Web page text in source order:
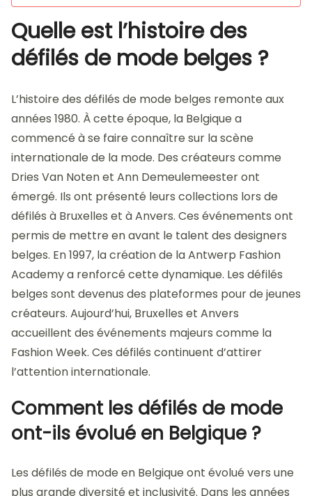
Quelle est l’histoire des
défilés de mode belges ?
L’histoire des défilés de mode belges remonte aux
années 1980. À cette époque, la Belgique a
commencé à se faire connaître sur la scène
internationale de la mode. Des créateurs comme
Dries Van Noten et Ann Demeulemeester ont
émergé. Ils ont présenté leurs collections lors de
défilés à Bruxelles et à Anvers. Ces événements ont
permis de mettre en avant le talent des designers
belges. En 1997, la création de la Antwerp Fashion
Academy a renforcé cette dynamique. Les défilés
belges sont devenus des plateformes pour de jeunes
créateurs. Aujourd’hui, Bruxelles et Anvers
accueillent des événements majeurs comme la
Fashion Week. Ces défilés continuent d’attirer
l’attention internationale.
Comment les défilés de mode
ont-ils évolué en Belgique ?
Les défilés de mode en Belgique ont évolué vers une
plus grande diversité et inclusivité. Dans les années